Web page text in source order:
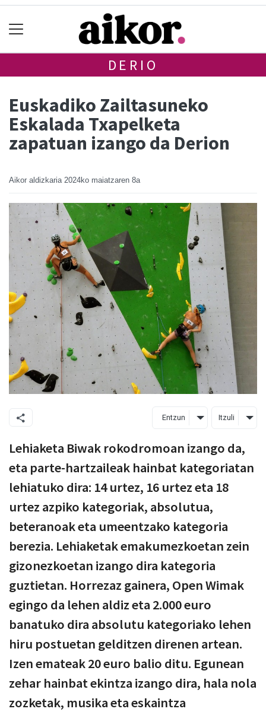
DERIO
Euskadiko Zailtasuneko
Eskalada Txapelketa
zapatuan izango da Derion
Aikor aldizkaria 2024ko maiatzaren 8a
Entzun Itzuli
Lehiaketa Biwak rokodromoan izango da,
eta parte-hartzaileak hainbat kategoriatan
lehiatuko dira: 14 urtez, 16 urtez eta 18
urtez azpiko kategoriak, absolutua,
beteranoak eta umeentzako kategoria
berezia. Lehiaketak emakumezkoetan zein
gizonezkoetan izango dira kategoria
guztietan. Horrezaz gainera, Open Wimak
egingo da lehen aldiz eta 2.000 euro
banatuko dira absolutu kategoriako lehen
hiru postuetan gelditzen direnen artean.
Izen emateak 20 euro balio ditu. Egunean
zehar hainbat ekintza izango dira, hala nola
zozketak, musika eta eskaintza